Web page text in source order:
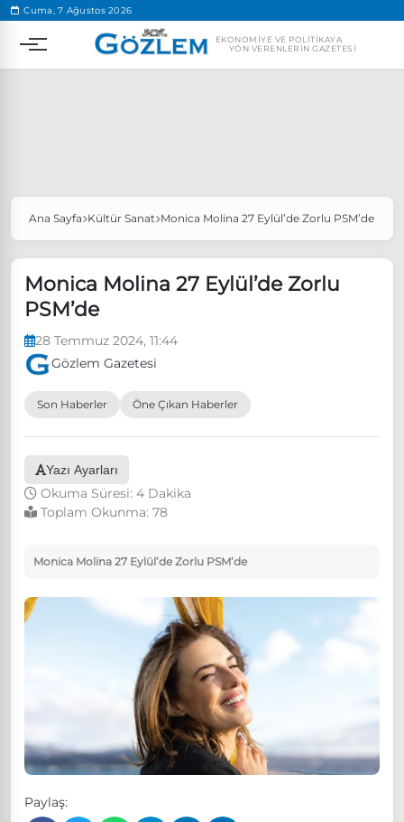
Cuma, 7 Ağustos 2026
EKONOMIYE VE POLITIKAYA
YÖN VERENLERIN GAZETESI
Popüler Aramalar
Özgür Özel, Ekrem İmamoğlu’nu ziyaret edecek
Ünlü çift bir etkinliğe daha katılmama kararı aldı
Boykot
Ana Sayfa Kültür Sanat Monica Molina 27 Eylül’de Zorlu PSM’de
Monica Molina 27 Eylül’de Zorlu
PSM’de
28 Temmuz 2024, 11:44
Gözlem Gazetesi
Son Haberler Öne Çıkan Haberler
Yazı Ayarları
Okuma Süresi: 4 Dakika
Toplam Okunma: 78
Monica Molina 27 Eylül’de Zorlu PSM’de
Paylaş: